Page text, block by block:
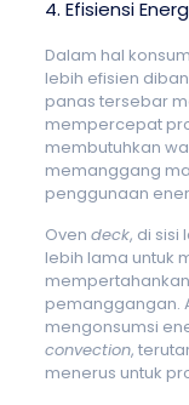
4. Efisiensi
Dalam hal
lebih efisien
panas tersebar
mempercepat
membutuhkan
memanggang
penggunaan
Oven deck, di sisi
lebih lama untuk
pemanggangan.
mengonsumsi
convection,
menerus untuk